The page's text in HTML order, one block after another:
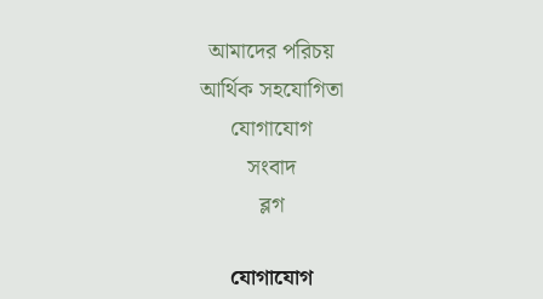
আমাদের পরিচয়
আর্থিক সহযোগিতা
যোগাযোগ
সংবাদ
ব্লগ
যোগাযোগ